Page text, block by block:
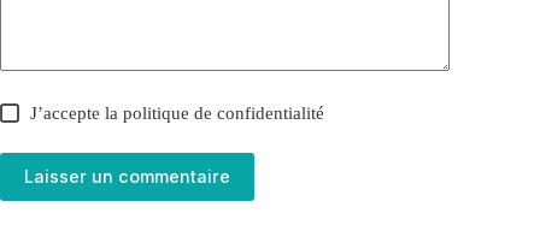
J’accepte lapolitique de confidentialité
Laisser un commentaire